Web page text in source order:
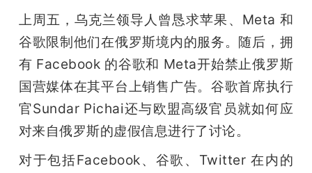
专
题
爱
上周五，乌克兰领导人曾恳求苹果、Meta 和
谷歌限制他们在俄罗斯境内的服务。随后，拥
有 Facebook 的谷歌和 Meta开始禁止俄罗斯
国营媒体在其平台上销售广告。谷歌首席执行
官Sundar Pichai还与欧盟高级官员就如何应
对来自俄罗斯的虚假信息进行了讨论。
对于包括Facebook、谷歌、Twitter 在内的